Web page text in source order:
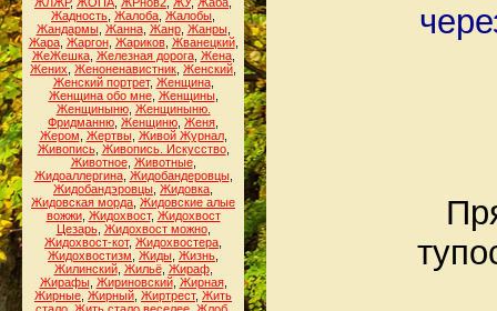
Жадность Жалоба Жалобы
Жандармы, Жанна, Жанр, Жанры,
Жара, Жаргон, Жариков, Жванецкий,
ЖеЖешка, Железная дорога, Жена,
Жених Женоненавистник Женский
Женский портрет, Женщина,
Женщина обо мне, Женщины,
Женщиныню, Женщиныню.
Фридманню Женщиню Женя
Жером Жертвы, Живой Журнал,
Живопись, Живопись. Искусство,
Животное, Животные,
Жидоаллергина, Жидобандеровцы,
Жидобандэровцы Жидовка
Жидовская морда Жидовские алые
вожжи, Жидохвост, Жидохвост
Цезарь, Жидохвост можно,
Жидохвост-кот, Жидохвостера
Жидохвостизм Жиды Жизнь
Жилинский, Жильё, Жираф,
Жирафы, Жириновский, Жирная,
Жирные Жирный Жиртрест, Жить